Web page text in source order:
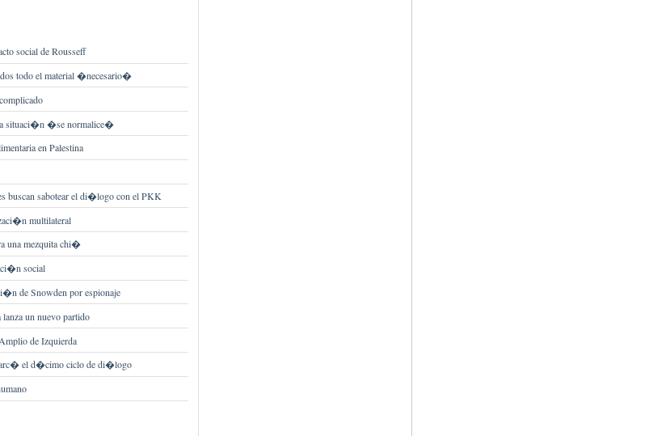
social de Rousseff
todo el material �necesario�
la situaci�n �se normalice�
en Palestina
buscan sabotear el di�logo con el PKK
multilateral
una mezquita chi�
social
de Snowden por espionaje
un nuevo partido
de Izquierda
el d�cimo ciclo de di�logo